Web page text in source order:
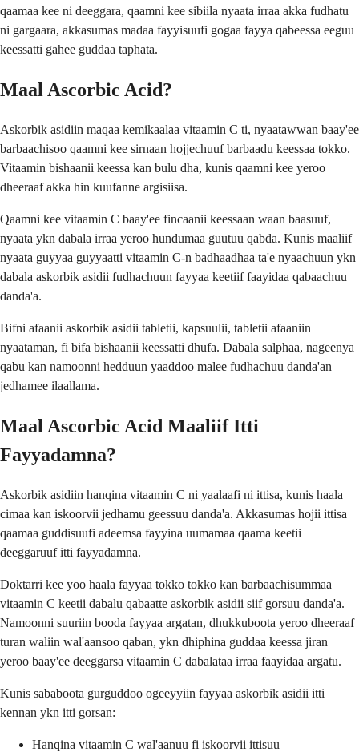
qaamaa kee ni deeggara, qaamni kee sibiila nyaata irraa akka fudhatu
ni gargaara, akkasumas madaa fayyisuufi gogaa fayya qabeessa eeguu
keessatti gahee guddaa taphata.
Maal Ascorbic Acid?
Askorbik asidiin maqaa kemikaalaa vitaamin C ti, nyaatawwan baay'ee
barbaachisoo qaamni kee sirnaan hojjechuuf barbaadu keessaa tokko.
Vitaamin bishaanii keessa kan bulu dha, kunis qaamni kee yeroo
dheeraaf akka hin kuufanne argisiisa.
Qaamni kee vitaamin C baay'ee fincaanii keessaan waan baasuuf,
nyaata ykn dabala irraa yeroo hundumaa guutuu qabda. Kunis maaliif
nyaata guyyaa guyyaatti vitaamin C-n badhaadhaa ta'e nyaachuun ykn
dabala askorbik asidii fudhachuun fayyaa keetiif faayidaa qabaachuu
danda'a.
Bifni afaanii askorbik asidii tabletii, kapsuulii, tabletii afaaniin
nyaataman, fi bifa bishaanii keessatti dhufa. Dabala salphaa, nageenya
qabu kan namoonni hedduun yaaddoo malee fudhachuu danda'an
jedhamee ilaallama.
Maal Ascorbic Acid Maaliif Itti
Fayyadamna?
Askorbik asidiin hanqina vitaamin C ni yaalaafi ni ittisa, kunis haala
cimaa kan iskoorvii jedhamu geessuu danda'a. Akkasumas hojii ittisa
qaamaa guddisuufi adeemsa fayyina uumamaa qaama keetii
deeggaruuf itti fayyadamna.
Doktarri kee yoo haala fayyaa tokko tokko kan barbaachisummaa
vitaamin C keetii dabalu qabaatte askorbik asidii siif gorsuu danda'a.
Namoonni suuriin booda fayyaa argatan, dhukkuboota yeroo dheeraaf
turan waliin wal'aansoo qaban, ykn dhiphina guddaa keessa jiran
yeroo baay'ee deeggarsa vitaamin C dabalataa irraa faayidaa argatu.
Kunis sababoota gurguddoo ogeeyyiin fayyaa askorbik asidii itti
kennan ykn itti gorsan:
Hanqina vitaamin C wal'aanuu fi iskoorvii ittisuu